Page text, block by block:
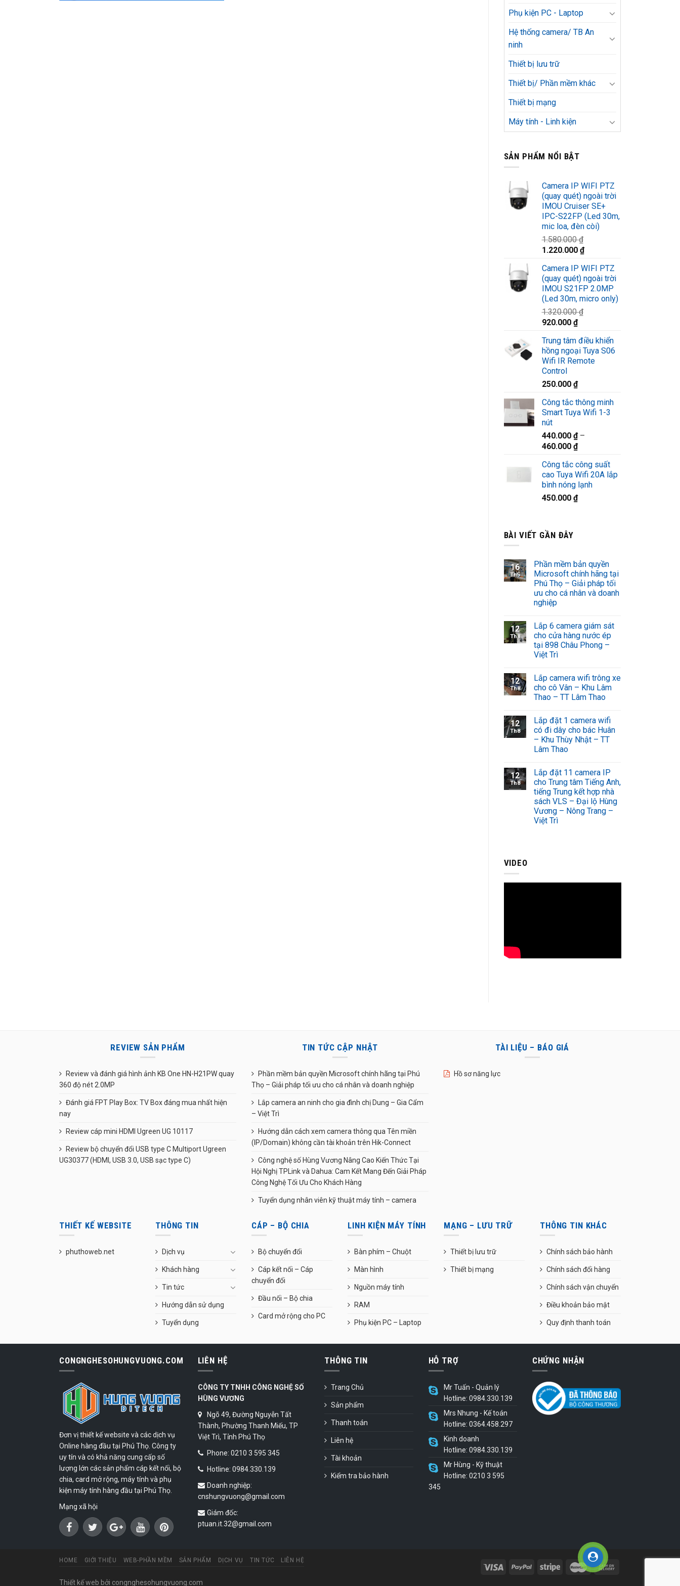
Phụ kiện PC - Laptop
Hệ thống camera/ TB An
ninh
Thiết bị lưu trữ
Thiết bị/ Phần mềm khác
Thiết bị mạng
Máy tính - Linh kiện
SẢN PHẨM NỔI BẬT
Camera IP WIFI PTZ
(quay quét) ngoài trời
IMOU Cruiser SE+
IPC-S22FP (Led 30m,
mic loa, đèn còi)
1.580.000₫
Giá
là:
1.580.000 ₫.
1.220.000 ₫Giá
tại
là:
1.220.000 ₫.
Camera IP WIFI PTZ
(quay quét) ngoài trời
IMOU S21FP 2.0MP
(Led 30m, micro only)
1.320.000₫
Giá
là:
1.320.000 ₫.
920.000 ₫Giá
tại
là:
920.000 ₫.
Trung tâm điều khiển
hồng ngoại Tuya S06
Wifi IR Remote
Control
250.000 ₫
Công tắc thông minh
Smart Tuya Wifi 1-3
nút
440.000 ₫–
460.000 ₫
Công tắc công suất
cao Tuya Wifi 20A lắp
bình nóng lạnh
450.000 ₫
BÀI VIẾT GẦN ĐÂY
16
Th5
Phần mềm bản quyền
Microsoft chính hãng tại
Phú Thọ – Giải pháp tối
ưu cho cá nhân và doanh
nghiệp
12
Th8
Lắp 6 camera giám sát
cho cửa hàng nước ép
tại 898 Châu Phong –
Việt Trì
12
Th8
Lắp camera wifi trông xe
cho cô Vân – Khu Lâm
Thao – TT Lâm Thao
12
Th8
Lắp đặt 1 camera wifi
có đi dây cho bác Huân
– Khu Thùy Nhật – TT
Lâm Thao
12
Th8
Lắp đặt 11 camera IP
cho Trung tâm Tiếng Anh,
tiếng Trung kết hợp nhà
sách VLS – Đại lộ Hùng
Vương – Nông Trang –
Việt Trì
VIDEO
REVIEW SẢN PHẨM
Review và đánh giá hình ảnh KB One HN-H21PW quay
360 độ nét 2.0MP
Đánh giá FPT Play Box: TV Box đáng mua nhất hiện
nay
Review cáp mini HDMI Ugreen UG 10117
Review bộ chuyển đổi USB type C Multiport Ugreen
UG30377 (HDMI, USB 3.0, USB sạc type C)
TIN TỨC CẬP NHẬT
Phần mềm bản quyền Microsoft chính hãng tại Phú
Thọ – Giải pháp tối ưu cho cá nhân và doanh nghiệp
Lắp camera an ninh cho gia đình chị Dung – Gia Cẩm
– Việt Trì
Hướng dẫn cách xem camera thông qua Tên miền
(IP/Domain) không cần tài khoản trên Hik-Connect
Công nghệ số Hùng Vương Nâng Cao Kiến Thức Tại
Hội Nghị TPLink và Dahua: Cam Kết Mang Đến Giải Pháp
Công Nghệ Tối Ưu Cho Khách Hàng
Tuyển dụng nhân viên kỹ thuật máy tính – camera
TÀI LIỆU – BÁO GIÁ
Hồ sơ năng lực
THIẾT KẾ WEBSITE
phuthoweb.net
THÔNG TIN
Dịch vụ
Khách hàng
Tin tức
Hướng dẫn sử dụng
Tuyển dụng
CÁP – BỘ CHIA
Bộ chuyển đổi
Cáp kết nối – Cáp
chuyển đổi
Đầu nối – Bộ chia
Card mở rộng cho PC
LINH KIỆN MÁY TÍNH
Bàn phím – Chuột
Màn hình
Nguồn máy tính
RAM
Phụ kiện PC – Laptop
MẠNG – LƯU TRỮ
Thiết bị lưu trữ
Thiết bị mạng
THÔNG TIN KHÁC
Chính sách bảo hành
Chính sách đổi hàng
Chính sách vận chuyển
Điều khoản bảo mật
Quy định thanh toán
CONGNGHESOHUNGVUONG.COM
Đơn vị thiết kế website và các dịch vụ
Online hàng đầu tại Phú Thọ. Công ty
uy tín và có khả năng cung cấp số
lượng lớn các sản phẩm cáp kết nối, bộ
chia, card mở rộng, máy tính và phụ
kiện máy tính hàng đầu tại Phú Thọ.
Mạng xã hội
LIÊN HỆ
CÔNG TY TNHH CÔNG NGHỆ SỐ
HÙNG VƯƠNG
Ngõ 49, Đường Nguyễn Tất
Thành, Phường Thanh Miếu, TP
Việt Trì, Tỉnh Phú Thọ
Phone: 0210 3 595 345
Hotline: 0984.330.139
Doanh nghiệp:
cnshungvuong@gmail.com
Giám đốc:
ptuan.it.32@gmail.com
THÔNG TIN
Trang Chủ
Sản phẩm
Thanh toán
Liên hệ
Tài khoản
Kiểm tra bảo hành
HỖ TRỢ
Mr Tuấn - Quản lý
Hotline: 0984.330.139
Mrs Nhung - Kế toán
Hotline: 0364.458.297
Kinh doanh
Hotline: 0984.330.139
Mr Hùng - Kỹ thuật
Hotline: 0210 3 595
345
CHỨNG NHẬN
HOME GIỚI THIỆU WEB-PHẦN MỀM SẢN PHẨM DỊCH VỤ TIN TỨC LIÊN HỆ
Thiết kế web bởi congnghesohungvuong.com